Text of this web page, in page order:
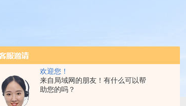
欢迎您！
来自局域网的朋友！有什么可以帮
助您的吗？